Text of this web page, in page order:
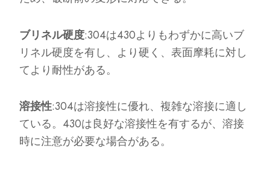
ブリネル硬度:304は430よりもわずかに高いブ
リネル硬度を有し、より硬く、表面摩耗に対し
てより耐性がある。
溶接性:304は溶接性に優れ、複雑な溶接に適し
ている。430は良好な溶接性を有するが、溶接
時に注意が必要な場合がある。